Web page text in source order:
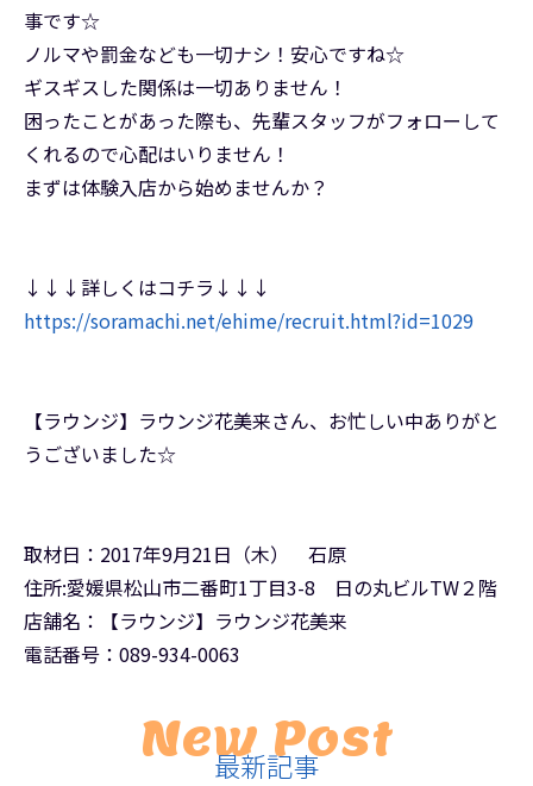
事です☆
ノルマや罰金なども一切ナシ！安心ですね☆
ギスギスした関係は一切ありません！
困ったことがあった際も、先輩スタッフがフォローして
くれるので心配はいりません！
まずは体験入店から始めませんか？
↓↓↓詳しくはコチラ↓↓↓
https://soramachi.net/ehime/recruit.html?id=1029
【ラウンジ】ラウンジ花美来さん、お忙しい中ありがと
うございました☆
取材日：2017年9月21日（木） 石原
住所:愛媛県松山市二番町1丁目3-8 日の丸ビルTW２階
店舗名：【ラウンジ】ラウンジ花美来
電話番号：089-934-0063
New Post
最新記事